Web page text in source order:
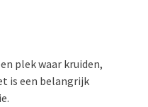
plek waar kruiden,
is een belangrijk